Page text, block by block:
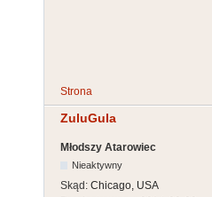
Strona
ZuluGula
Młodszy Atarowiec
Nieaktywny
Skąd: Chicago, USA